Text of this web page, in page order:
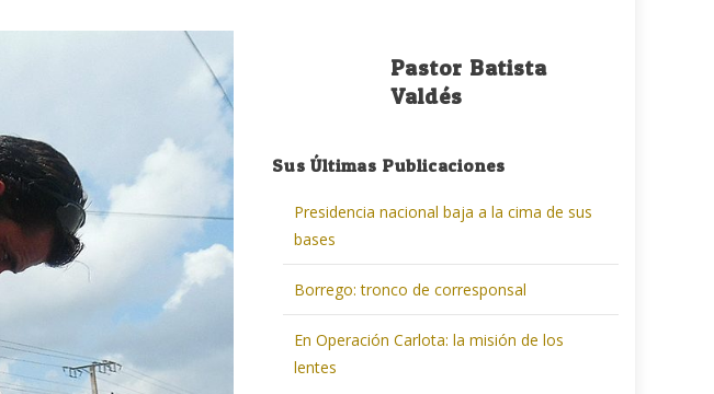
Pastor Batista
Valdés
Sus Últimas Publicaciones
Presidencia nacional baja a la cima de sus
bases
Borrego: tronco de corresponsal
En Operación Carlota: la misión de los
lentes